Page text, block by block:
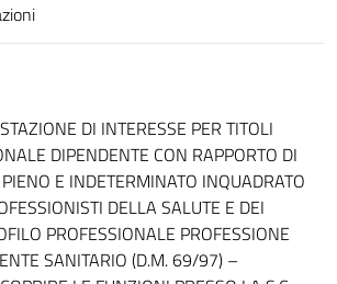
DI INTERESSE PER TITOLI
DIPENDENTE CON RAPPORTO DI
E INDETERMINATO INQUADRATO
DELLA SALUTE E DEI
PROFESSIONALE PROFESSIONE
SANITARIO (D.M. 69/97) –